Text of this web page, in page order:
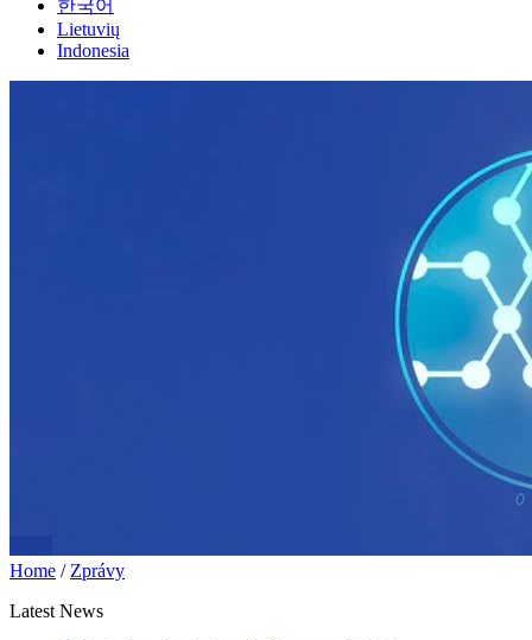
한국어
Lietuvių
Indonesia
Home / Zprávy
Latest News